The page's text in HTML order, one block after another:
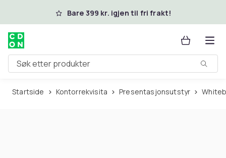
Hopp til hovedinnholdBare 399 kr. igjen til fri frakt!
Søk etter produkter
Startside Kontorrekvisita Presentasjonsutstyr